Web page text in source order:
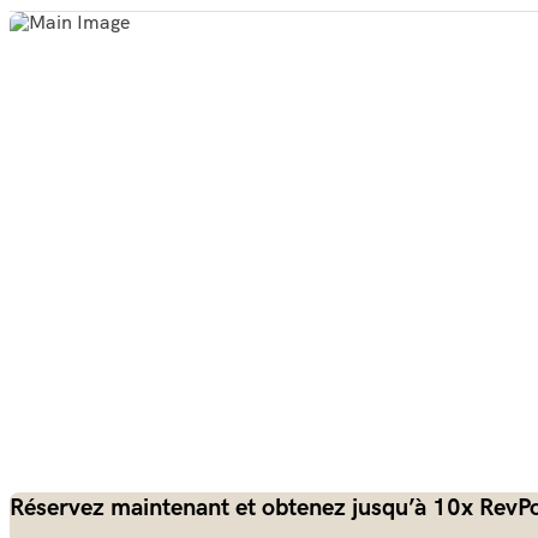
Réservez maintenant et obtenez jusqu’à 10x